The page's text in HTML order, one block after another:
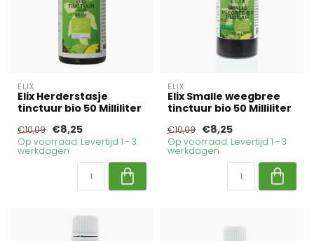
ELIX
Elix Herderstasje
tinctuur bio 50 Milliliter
€10,09 €8,25
Op voorraad. Levertijd 1 - 3
werkdagen
ELIX
Elix Smalle weegbree
tinctuur bio 50 Milliliter
€10,09 €8,25
Op voorraad. Levertijd 1 - 3
werkdagen